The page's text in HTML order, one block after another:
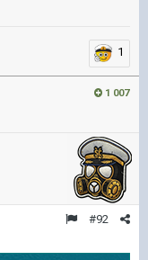
1
1 007
#92